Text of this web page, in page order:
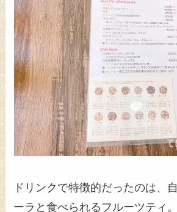
ドリンクで特徴的だったのは、
ーラと食べられるフルーツティ。